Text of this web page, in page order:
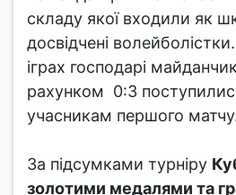
складу якої входили як
досвідчені
іграх господарі
рахунком 0:3
учасникам першого
За підсумками турніру
золотими медалями та